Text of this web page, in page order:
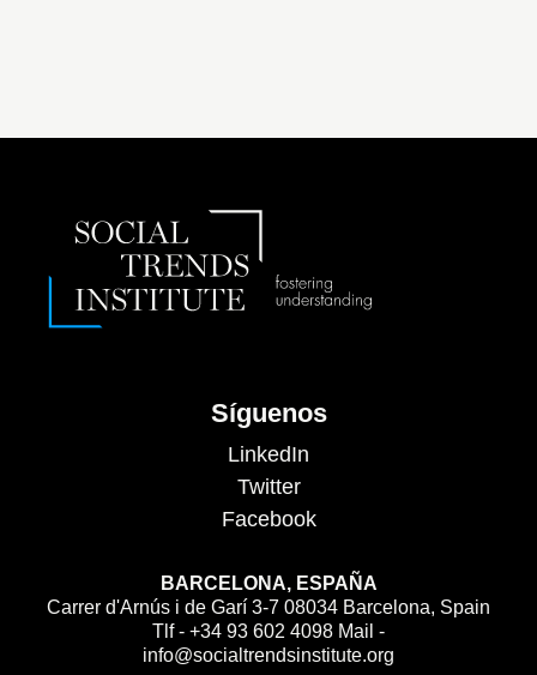
Síguenos
LinkedIn
Twitter
Facebook
BARCELONA, ESPAÑA
Carrer d'Arnús i de Garí 3-7 08034 Barcelona, Spain
Tlf - +34 93 602 4098 Mail -
info@socialtrendsinstitute.org